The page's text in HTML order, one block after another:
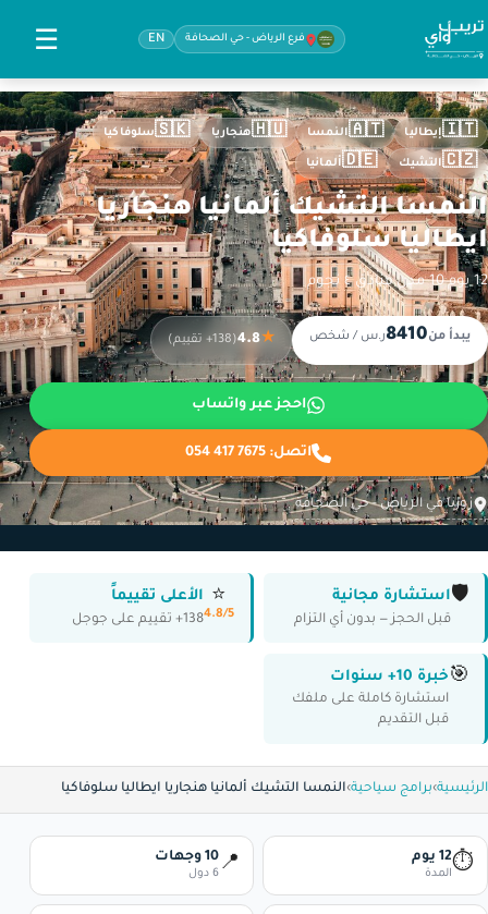
فرع الرياض - حي الصحافة EN
☰
🇮🇹إيطاليا 🇦🇹النمسا 🇭🇺هنجاريا 🇸🇰سلوفاكيا
🇨🇿التشيك 🇩🇪ألمانيا
النمسا التشيك ألمانيا هنجاريا
ايطاليا سلوفاكيا
12 يوم ·10 مدن ·فنادق ٤ نجوم
يبدأ من8410ر.س / شخص ★
4.8(138+ تقييم)
احجز عبر واتساب
اتصل: 054 417 7675
زورنا في الرياض - حي الصحافة
🛡️استشارة مجانية
قبل الحجز — بدون أي التزام
⭐
4.8/5
الأعلى تقييماً
138+ تقييم على جوجل
🎯 خبرة 10+ سنوات
استشارة كاملة على ملفك
قبل التقديم
الرئيسية›برامج سياحية›النمسا التشيك ألمانيا هنجاريا ايطاليا سلوفاكيا
⏱12 يوم
المدة 📍 10 وجهات
6 دول